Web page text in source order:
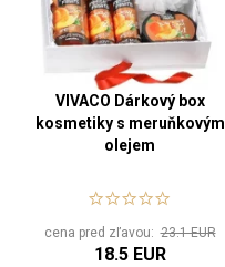
VIVACO Dárkový box
kosmetiky s meruňkovým
olejem
cena pred zľavou:23.1 EUR
18.5 EUR